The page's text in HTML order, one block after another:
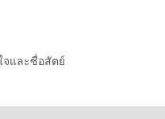
และซื่อสัตย์